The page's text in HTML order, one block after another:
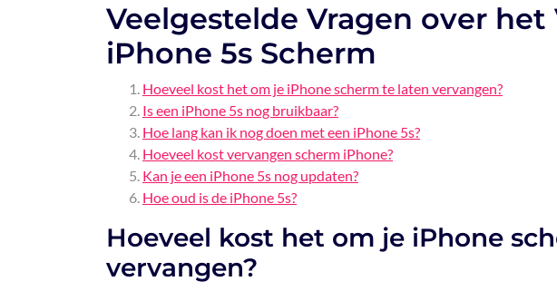
Veelgestelde Vragen over
iPhone 5s Scherm
Hoeveel kost het om je iPhone scherm te laten vervangen?
Is een iPhone 5s nog bruikbaar?
Hoe lang kan ik nog doen met een iPhone 5s?
Hoeveel kost vervangen scherm iPhone?
Kan je een iPhone 5s nog updaten?
Hoe oud is de iPhone 5s?
Hoeveel kost het om je iPhone
vervangen?